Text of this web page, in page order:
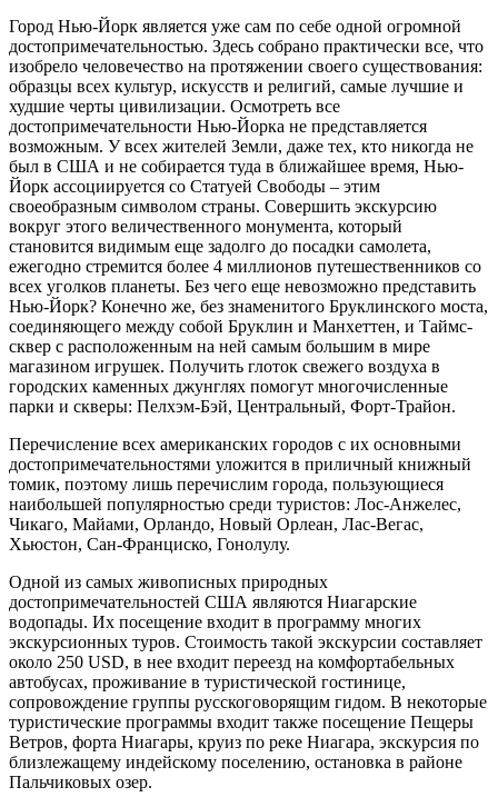
Город Нью-Йорк является уже сам по себе одной огромной
достопримечательностью. Здесь собрано практически все, что
изобрело человечество на протяжении своего существования:
образцы всех культур, искусств и религий, самые лучшие и
худшие черты цивилизации. Осмотреть все
достопримечательности Нью-Йорка не представляется
возможным. У всех жителей Земли, даже тех, кто никогда не
был в США и не собирается туда в ближайшее время, Нью-
Йорк ассоциируется со Статуей Свободы – этим
своеобразным символом страны. Совершить экскурсию
вокруг этого величественного монумента, который
становится видимым еще задолго до посадки самолета,
ежегодно стремится более 4 миллионов путешественников со
всех уголков планеты. Без чего еще невозможно представить
Нью-Йорк? Конечно же, без знаменитого Бруклинского моста,
соединяющего между собой Бруклин и Манхеттен, и Таймс-
сквер с расположенным на ней самым большим в мире
магазином игрушек. Получить глоток свежего воздуха в
городских каменных джунглях помогут многочисленные
парки и скверы: Пелхэм-Бэй, Центральный, Форт-Трайон.
Перечисление всех американских городов с их основными
достопримечательностями уложится в приличный книжный
томик, поэтому лишь перечислим города, пользующиеся
наибольшей популярностью среди туристов: Лос-Анжелес,
Чикаго, Майами, Орландо, Новый Орлеан, Лас-Вегас,
Хьюстон, Сан-Франциско, Гонолулу.
Одной из самых живописных природных
достопримечательностей США являются Ниагарские
водопады. Их посещение входит в программу многих
экскурсионных туров. Стоимость такой экскурсии составляет
около 250 USD, в нее входит переезд на комфортабельных
автобусах, проживание в туристической гостинице,
сопровождение группы русскоговорящим гидом. В некоторые
туристические программы входит также посещение Пещеры
Ветров, форта Ниагары, круиз по реке Ниагара, экскурсия по
близлежащему индейскому поселению, остановка в районе
Пальчиковых озер.